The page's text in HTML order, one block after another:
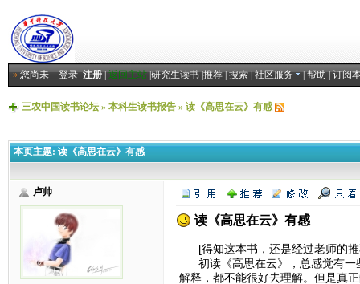
»您尚未登录 注册|返回主站|研究生读书|推荐|搜索|社区服务 |帮助|订阅
三农中国读书论坛» 本科生读书报告» 读《高思在云》有感
本页主题: 读《高思在云》有感
卢帅
读《高思在云》有感
[得知这本书，还是经过老师的推
初读《高思在云》，总感觉有一
解释，都不能很好去理解。但是真